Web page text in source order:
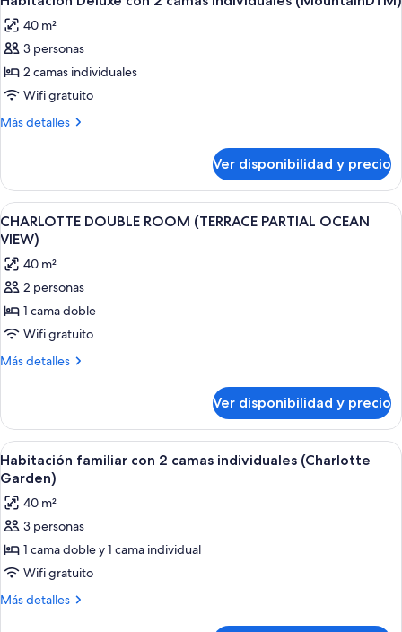
todas
las
fotos
de
Habitación
Deluxe
camas
individuales
(MountainDTM)
40 m²
3 personas
2 camas individuales
Wifi gratuito
Más detalles
Más
Deluxe
con
2
camas
individuales
(MountainDTM)
Ver disponibilidad y precio
Ver
todas
las
fotos
de
CHARLOTTE
DOUBLE
ROOM
OCEAN
VIEW)
Una habitación de hotel moderna
2
CHARLOTTE DOUBLE ROOM (TERRACE PARTIAL OCEAN
VIEW)
40 m²
2 personas
1 cama doble
Wifi gratuito
Más detalles
Más
DOUBLE
ROOM
(TERRACE
PARTIAL
VIEW)
Ver disponibilidad y precio
Ver
todas
las
fotos
de
Habitación
familiar
con
Una habitación de hotel con dos
1
Habitación familiar con 2 camas individuales (Charlotte
Garden)
40 m²
3 personas
1 cama doble y 1 cama individual
Wifi gratuito
Más detalles
Más